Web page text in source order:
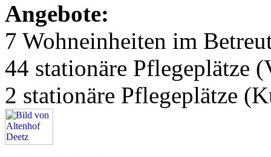
Angebote:
7 Wohneinheiten im
44 stationäre Pflegeplätze
2 stationäre Pflegeplätze